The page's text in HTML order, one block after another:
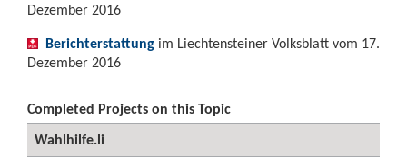
Dezember 2016
Berichterstattung im Liechtensteiner Volksblatt vom 17.
Dezember 2016
Completed Projects on this Topic
Wahlhilfe.li